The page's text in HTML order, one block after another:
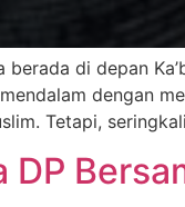
di depan
dengan
Tetapi,